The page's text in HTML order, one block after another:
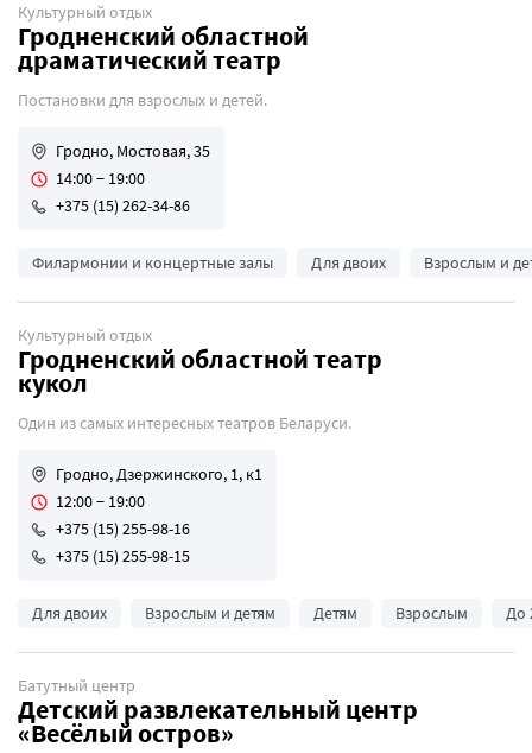
Культурный отдых
Гродненский областной
драматический театр
Постановки для взрослых и детей.
Гродно, Мостовая, 35
14:00 − 19:00
+375 (15) 262-34-86
Филармонии и концертные залы Для двоих Взрослым и
Культурный отдых
Гродненский областной театр
кукол
Один из самых интересных театров Беларуси.
Гродно, Дзержинского, 1, к1
12:00 − 19:00
+375 (15) 255-98-16
+375 (15) 255-98-15
Для двоих Взрослым и детям Детям Взрослым До
Батутный центр
Детский развлекательный центр
«Весёлый остров»